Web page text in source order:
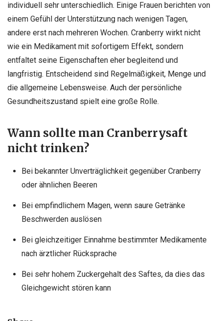
individuell sehr unterschiedlich. Einige Frauen berichten von
einem Gefühl der Unterstützung nach wenigen Tagen,
andere erst nach mehreren Wochen. Cranberry wirkt nicht
wie ein Medikament mit sofortigem Effekt, sondern
entfaltet seine Eigenschaften eher begleitend und
langfristig. Entscheidend sind Regelmäßigkeit, Menge und
die allgemeine Lebensweise. Auch der persönliche
Gesundheitszustand spielt eine große Rolle.
Wann sollte man Cranberrysaft
nicht trinken?
Bei bekannter Unverträglichkeit gegenüber Cranberry
oder ähnlichen Beeren
Bei empfindlichem Magen, wenn saure Getränke
Beschwerden auslösen
Bei gleichzeitiger Einnahme bestimmter Medikamente
nach ärztlicher Rücksprache
Bei sehr hohem Zuckergehalt des Saftes, da dies das
Gleichgewicht stören kann